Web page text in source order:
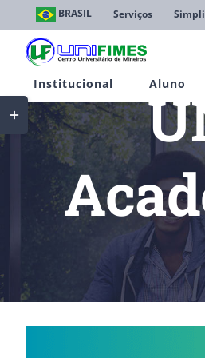
conteúdo
BRASIL Serviços
Institucional Aluno
Toggle
Sliding
Bar